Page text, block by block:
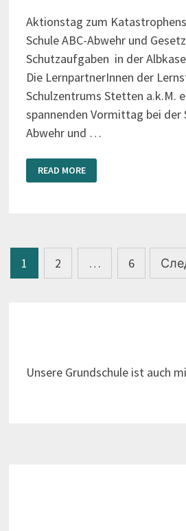
Aktionstag zum
Schule ABC-Abwehr und
Schutzaufgaben in der
Die LernpartnerInnen der
Schulzentrums Stetten a.k.M.
spannenden Vormittag bei der
Abwehr und …
READ MORE
Пагинација
чланака
1 2 … 6
Unsere Grundschule ist auch